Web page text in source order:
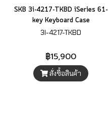
SKB 3i-4217-TKBD iSeries 61-
key Keyboard Case
3I-4217-TKBD
฿15,900
สั่งซื้อสินค้า